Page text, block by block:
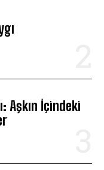
Aşkın İçindeki